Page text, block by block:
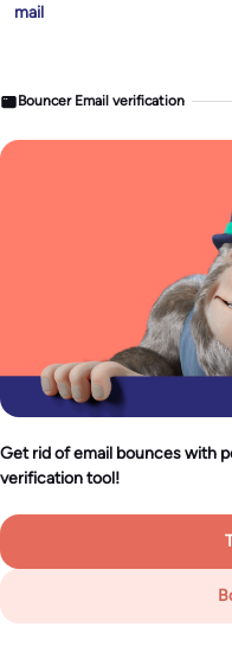
mail
Bouncer Email verification
Get rid of email bounces with
verification tool!